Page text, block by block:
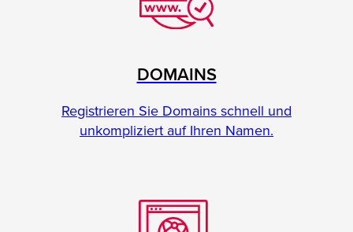
DOMAINS
Registrieren Sie Domains schnell und
unkompliziert auf Ihren Namen.